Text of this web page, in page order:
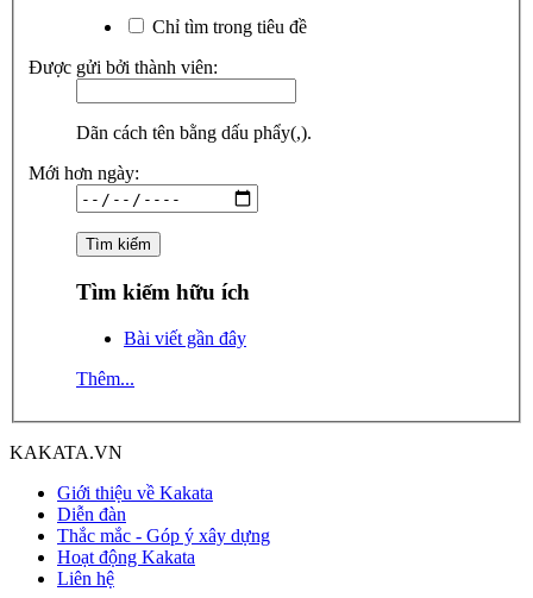
Chỉ tìm trong tiêu đề
Được gửi bởi thành viên:
Dãn cách tên bằng dấu phẩy(,).
Mới hơn ngày:
Tìm kiếm hữu ích
Bài viết gần đây
Thêm...
KAKATA.VN
Giới thiệu về Kakata
Diễn đàn
Thắc mắc - Góp ý xây dựng
Hoạt động Kakata
Liên hệ